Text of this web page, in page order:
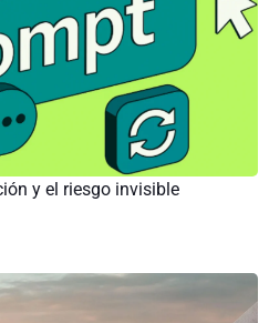
y el riesgo invisible